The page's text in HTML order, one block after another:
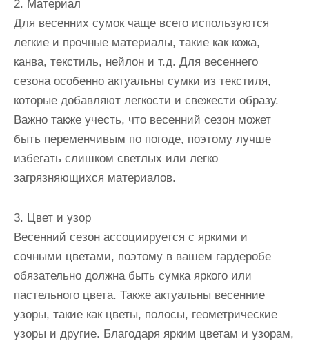
2. Материал
Для весенних сумок чаще всего используются
легкие и прочные материалы, такие как кожа,
канва, текстиль, нейлон и т.д. Для весеннего
сезона особенно актуальны сумки из текстиля,
которые добавляют легкости и свежести образу.
Важно также учесть, что весенний сезон может
быть переменчивым по погоде, поэтому лучше
избегать слишком светлых или легко
загрязняющихся материалов.
3. Цвет и узор
Весенний сезон ассоциируется с яркими и
сочными цветами, поэтому в вашем гардеробе
обязательно должна быть сумка яркого или
пастельного цвета. Также актуальны весенние
узоры, такие как цветы, полосы, геометрические
узоры и другие. Благодаря ярким цветам и узорам,